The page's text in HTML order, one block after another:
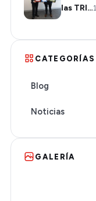
las TRI…
CATEGORÍAS
Blog
Noticias
GALERÍA